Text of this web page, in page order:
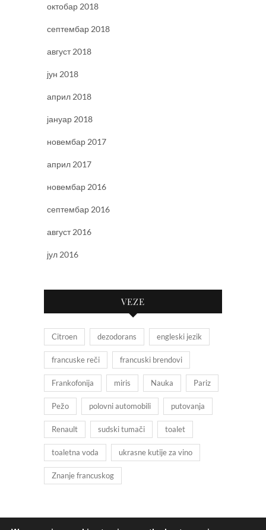
октобар 2018
септембар 2018
август 2018
јун 2018
април 2018
јануар 2018
новембар 2017
април 2017
новембар 2016
септембар 2016
август 2016
јул 2016
VEZE
Citroen dezodorans engleski jezik
francuske reči francuski brendovi
Frankofonija miris Nauka Pariz
Pežo polovni automobili putovanja
Renault sudski tumači toalet
toaletna voda ukrasne kutije za vino
Znanje francuskog